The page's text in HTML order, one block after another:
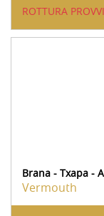
ROTTURA
Brana - Txapa -
Vermouth